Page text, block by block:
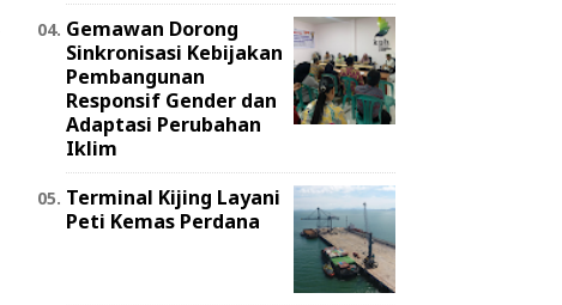
Gemawan Dorong
Sinkronisasi Kebijakan
Pembangunan
Responsif Gender dan
Adaptasi Perubahan
Iklim
Terminal Kijing Layani
Peti Kemas Perdana